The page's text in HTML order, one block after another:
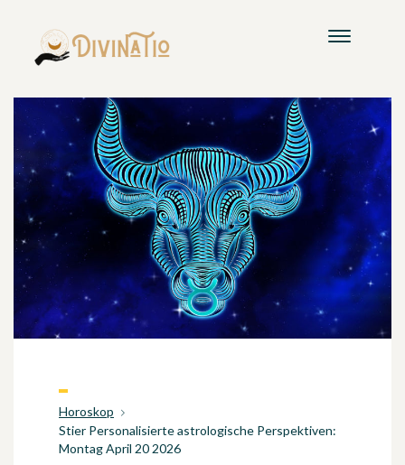
Horoskop
Stier Personalisierte astrologische Perspektiven:
Montag April 20 2026